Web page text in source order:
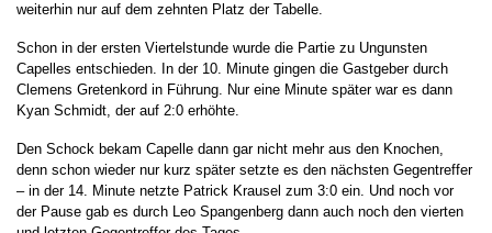
weiterhin nur auf dem zehnten Platz der Tabelle.
Schon in der ersten Viertelstunde wurde die Partie zu Ungunsten
Capelles entschieden. In der 10. Minute gingen die Gastgeber durch
Clemens Gretenkord in Führung. Nur eine Minute später war es dann
Kyan Schmidt, der auf 2:0 erhöhte.
Den Schock bekam Capelle dann gar nicht mehr aus den Knochen,
denn schon wieder nur kurz später setzte es den nächsten Gegentreffer
– in der 14. Minute netzte Patrick Krausel zum 3:0 ein. Und noch vor
der Pause gab es durch Leo Spangenberg dann auch noch den vierten